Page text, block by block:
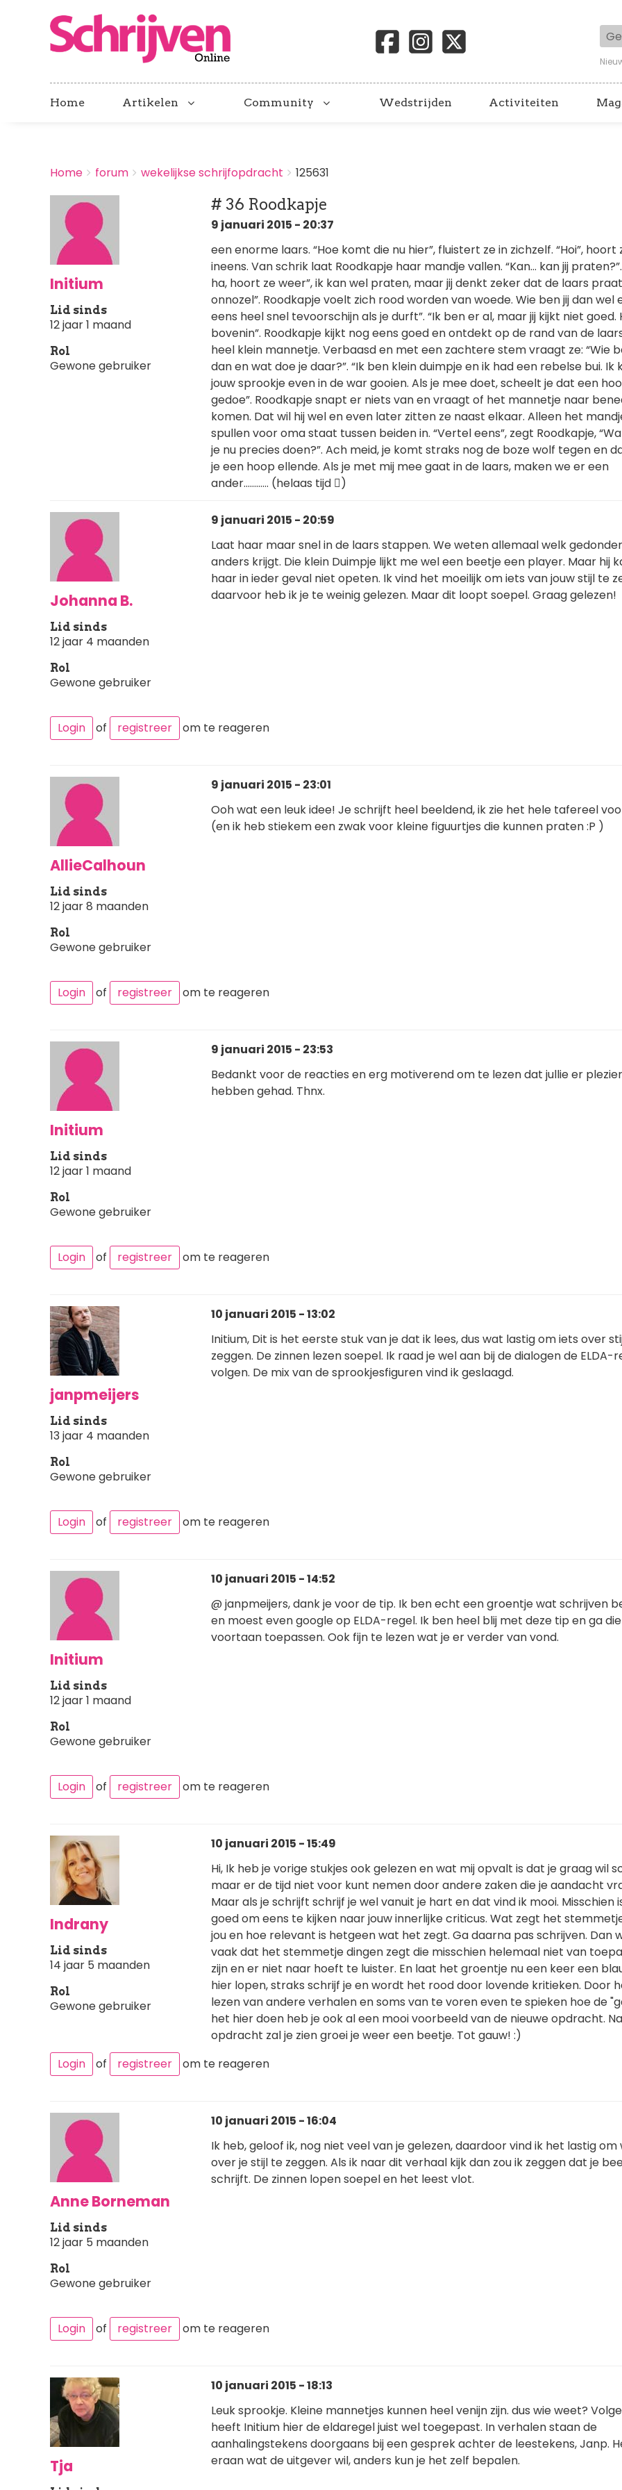
Home Artikelen Community Wedstrijden Activiteiten
BREADCRUMBS
You
here:
Home forum wekelijkse schrijfopdracht 125631
Initium
Lid sinds
12 jaar 1 maand
Rol
Gewone gebruiker
# 36 Roodkapje
9 januari 2015 - 20:37
een enorme laars. “Hoe komt die nu hier”, fluistert ze in zichzelf. “Hoi”, hoort
ineens. Van schrik laat Roodkapje haar mandje vallen. “Kan… kan jij
ha, hoort ze weer”, ik kan wel praten, maar jij denkt zeker dat de laars
onnozel”. Roodkapje voelt zich rood worden van woede. Wie ben jij dan wel
eens heel snel tevoorschijn als je durft”. “Ik ben er al, maar jij kijkt niet goed.
bovenin”. Roodkapje kijkt nog eens goed en ontdekt op de rand van de
heel klein mannetje. Verbaasd en met een zachtere stem vraagt ze: “Wie
dan en wat doe je daar?”. “Ik ben klein duimpje en ik had een rebelse bui. Ik
jouw sprookje even in de war gooien. Als je mee doet, scheelt je dat een
gedoe”. Roodkapje snapt er niets van en vraagt of het mannetje naar
komen. Dat wil hij wel en even later zitten ze naast elkaar. Alleen het
spullen voor oma staat tussen beiden in. “Vertel eens”, zegt Roodkapje,
je nu precies doen?”. Ach meid, je komt straks nog de boze wolf tegen en
je een hoop ellende. Als je met mij mee gaat in de laars, maken we er een
ander………… (helaas tijd )
Johanna B.
Lid sinds
12 jaar 4 maanden
Rol
Gewone gebruiker
9 januari 2015 - 20:59
Laat haar maar snel in de laars stappen. We weten allemaal welk
anders krijgt. Die klein Duimpje lijkt me wel een beetje een player. Maar hij
haar in ieder geval niet opeten. Ik vind het moeilijk om iets van jouw stijl te
daarvoor heb ik je te weinig gelezen. Maar dit loopt soepel. Graag gelezen!
Login of registreer om te reageren
AllieCalhoun
Lid sinds
12 jaar 8 maanden
Rol
Gewone gebruiker
9 januari 2015 - 23:01
Ooh wat een leuk idee! Je schrijft heel beeldend, ik zie het hele tafereel
(en ik heb stiekem een zwak voor kleine figuurtjes die kunnen praten :P )
Login of registreer om te reageren
Initium
Lid sinds
12 jaar 1 maand
Rol
Gewone gebruiker
9 januari 2015 - 23:53
Bedankt voor de reacties en erg motiverend om te lezen dat jullie er
hebben gehad. Thnx.
Login of registreer om te reageren
janpmeijers
Lid sinds
13 jaar 4 maanden
Rol
Gewone gebruiker
10 januari 2015 - 13:02
Initium, Dit is het eerste stuk van je dat ik lees, dus wat lastig om iets over
zeggen. De zinnen lezen soepel. Ik raad je wel aan bij de dialogen de ELDA-
volgen. De mix van de sprookjesfiguren vind ik geslaagd.
Login of registreer om te reageren
Initium
Lid sinds
12 jaar 1 maand
Rol
Gewone gebruiker
10 januari 2015 - 14:52
@ janpmeijers, dank je voor de tip. Ik ben echt een groentje wat schrijven
en moest even google op ELDA-regel. Ik ben heel blij met deze tip en ga die
voortaan toepassen. Ook fijn te lezen wat je er verder van vond.
Login of registreer om te reageren
Indrany
Lid sinds
14 jaar 5 maanden
Rol
Gewone gebruiker
10 januari 2015 - 15:49
Hi, Ik heb je vorige stukjes ook gelezen en wat mij opvalt is dat je graag wil
maar er de tijd niet voor kunt nemen door andere zaken die je aandacht
Maar als je schrijft schrijf je wel vanuit je hart en dat vind ik mooi. Misschien
goed om eens te kijken naar jouw innerlijke criticus. Wat zegt het
jou en hoe relevant is hetgeen wat het zegt. Ga daarna pas schrijven. Dan
vaak dat het stemmetje dingen zegt die misschien helemaal niet van
zijn en er niet naar hoeft te luister. En laat het groentje nu een keer een
hier lopen, straks schrijf je en wordt het rood door lovende kritieken. Door
lezen van andere verhalen en soms van te voren even te spieken hoe de
het hier doen heb je ook al een mooi voorbeeld van de nieuwe opdracht.
opdracht zal je zien groei je weer een beetje. Tot gauw! :)
Login
of registreer om te reageren
Anne Borneman
Lid sinds
12 jaar 5 maanden
Rol
Gewone gebruiker
10 januari 2015 - 16:04
Ik heb, geloof ik, nog niet veel van je gelezen, daardoor vind ik het lastig om
over je stijl te zeggen. Als ik naar dit verhaal kijk dan zou ik zeggen dat je
schrijft. De zinnen lopen soepel en het leest vlot.
Login of registreer om te reageren
Tja
10 januari 2015 - 18:13
Leuk sprookje. Kleine mannetjes kunnen heel venijn zijn. dus wie weet?
heeft Initium hier de eldaregel juist wel toegepast. In verhalen staan de
aanhalingstekens doorgaans bij een gesprek achter de leestekens, Janp.
eraan wat de uitgever wil, anders kun je het zelf bepalen.